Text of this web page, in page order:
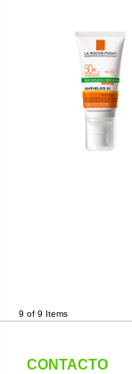
9 of 9 Items
CONTACTO